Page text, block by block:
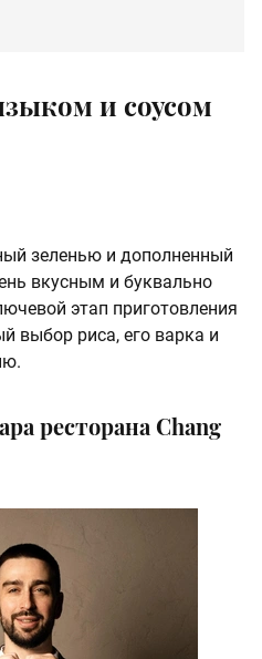
и соусом
зеленью и дополненный
вкусным и буквально
этап приготовления
выбор риса, его варка и
ресторана Chang